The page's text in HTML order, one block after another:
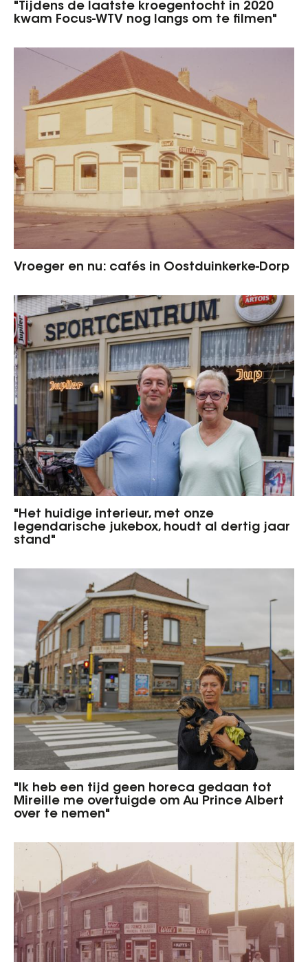
"Tijdens de laatste kroegentocht in 2020
kwam Focus-WTV nog langs om te filmen"
Vroeger en nu: cafés in Oostduinkerke-Dorp
"Het huidige interieur, met onze
legendarische jukebox, houdt al dertig jaar
stand"
"Ik heb een tijd geen horeca gedaan tot
Mireille me overtuigde om Au Prince Albert
over te nemen"